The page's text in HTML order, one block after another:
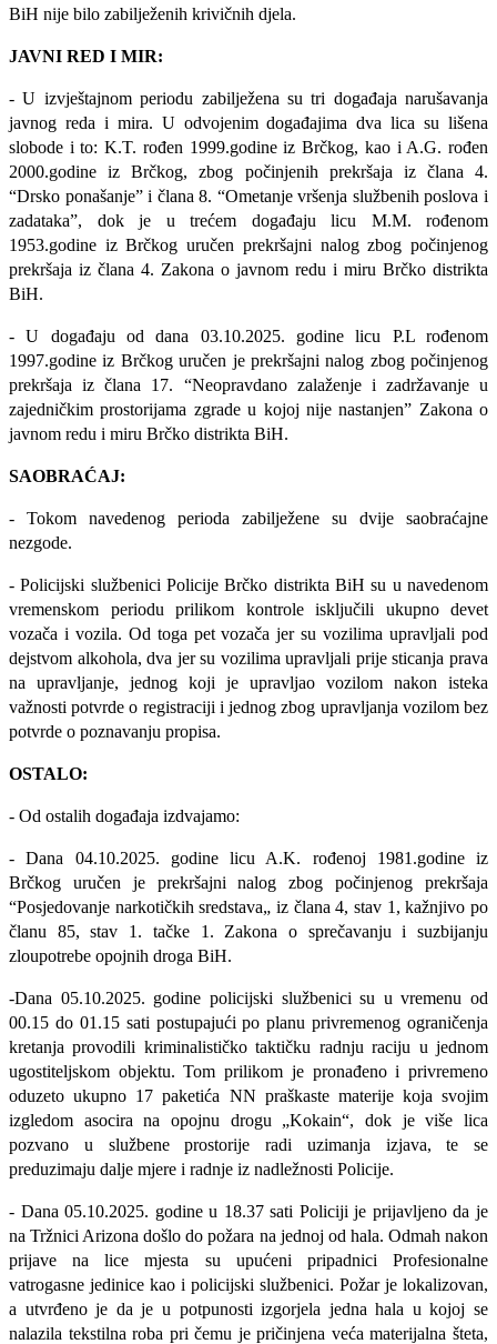
BiH nije bilo zabilježenih krivičnih djela.
JAVNI RED I MIR:
- U izvještajnom periodu zabilježena su tri događaja narušavanja
javnog reda i mira. U odvojenim događajima dva lica su lišena
slobode i to: K.T. rođen 1999.godine iz Brčkog, kao i A.G. rođen
2000.godine iz Brčkog, zbog počinjenih prekršaja iz člana 4.
“Drsko ponašanje” i člana 8. “Ometanje vršenja službenih poslova i
zadataka”, dok je u trećem događaju licu M.M. rođenom
1953.godine iz Brčkog uručen prekršajni nalog zbog počinjenog
prekršaja iz člana 4. Zakona o javnom redu i miru Brčko distrikta
BiH.
- U događaju od dana 03.10.2025. godine licu P.L rođenom
1997.godine iz Brčkog uručen je prekršajni nalog zbog počinjenog
prekršaja iz člana 17. “Neopravdano zalaženje i zadržavanje u
zajedničkim prostorijama zgrade u kojoj nije nastanjen” Zakona o
javnom redu i miru Brčko distrikta BiH.
SAOBRAĆAJ:
- Tokom navedenog perioda zabilježene su dvije saobraćajne
nezgode.
-Policijski službenici Policije Brčko distrikta BiH su u navedenom
vremenskom periodu prilikom kontrole isključili ukupno devet
vozača i vozila. Od toga pet vozača jer su vozilima upravljali pod
dejstvom alkohola, dva jer su vozilima upravljali prije sticanja prava
na upravljanje, jednog koji je upravljao vozilom nakon isteka
važnosti potvrde o registraciji i jednog zbog upravljanja vozilom bez
potvrde o poznavanju propisa.
OSTALO:
- Od ostalih događaja izdvajamo:
- Dana 04.10.2025. godine licu A.K. rođenoj 1981.godine iz
Brčkog uručen je prekršajni nalog zbogpočinjenog prekršaja
“Posjedovanje narkotičkih sredstava„ iz člana 4, stav 1, kažnjivo po
članu 85, stav 1. tačke 1. Zakona o sprečavanju i suzbijanju
zloupotrebe opojnih droga BiH.
-Dana 05.10.2025. godine policijski službenici su u vremenu od
00.15 do 01.15 sati postupajući po planu privremenog ograničenja
kretanja provodili kriminalističko taktičku radnju raciju u jednom
ugostiteljskom objektu. Tom prilikom je pronađeno i privremeno
oduzeto ukupno 17 paketića NN praškaste materije koja svojim
izgledom asocira na opojnu drogu „Kokain“, dok je više lica
pozvano u službene prostorije radi uzimanja izjava, te se
preduzimaju dalje mjere i radnje iz nadležnosti Policije.
- Dana 05.10.2025. godine u 18.37 sati Policiji je prijavljeno da je
na Tržnici Arizonadošlo do požara na jednoj od hala. Odmah nakon
prijave na lice mjesta su upućeni pripadnici Profesionalne
vatrogasne jedinice kao i policijski službenici. Požar je lokalizovan,
a utvrđeno je da je u potpunosti izgorjela jedna hala u kojoj se
nalazila tekstilna roba pri čemu je pričinjena veća materijalna šteta,